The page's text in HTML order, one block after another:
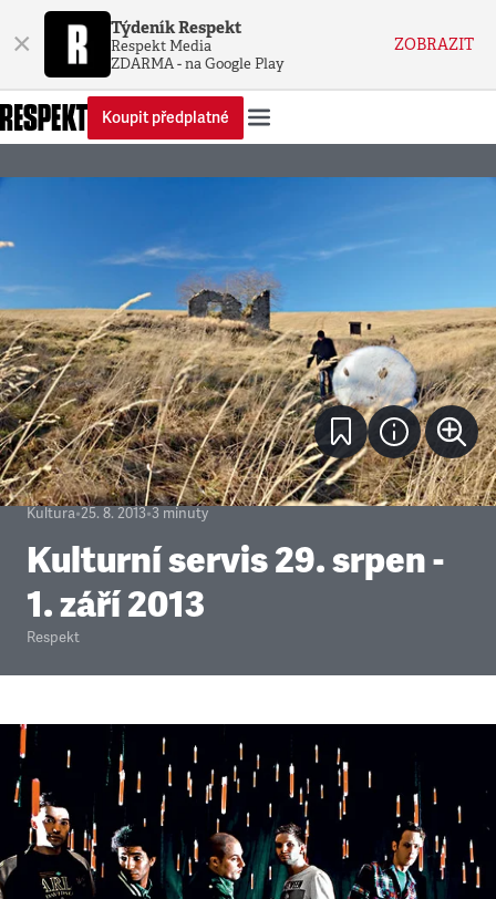
× Týdeník Respekt
Respekt Media
ZDARMA - na Google Play
ZOBRAZIT
Koupit předplatné
Kultura•25. 8. 2013•3 minuty
Kulturní servis 29. srpen -
1. září 2013
Respekt